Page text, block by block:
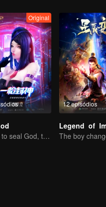
Original
A shot to seal God, this is our battle!
12 episódios